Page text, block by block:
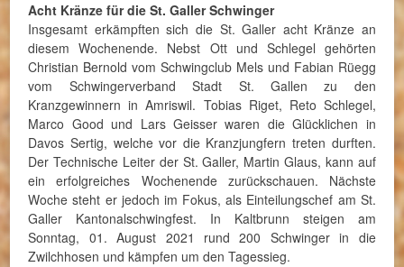
Acht Kränze für die St. Galler Schwinger
Insgesamt erkämpften sich die St. Galler acht Kränze an
diesem Wochenende. Nebst Ott und Schlegel gehörten
Christian Bernold vom Schwingclub Mels und Fabian Rüegg
vom Schwingerverband Stadt St. Gallen zu den
Kranzgewinnern in Amriswil. Tobias Riget, Reto Schlegel,
Marco Good und Lars Geisser waren die Glücklichen in
Davos Sertig, welche vor die Kranzjungfern treten durften.
Der Technische Leiter der St. Galler, Martin Glaus, kann auf
ein erfolgreiches Wochenende zurückschauen. Nächste
Woche steht er jedoch im Fokus, als Einteilungschef am St.
Galler Kantonalschwingfest. In Kaltbrunn steigen am
Sonntag, 01. August 2021 rund 200 Schwinger in die
Zwilchhosen und kämpfen um den Tagessieg.